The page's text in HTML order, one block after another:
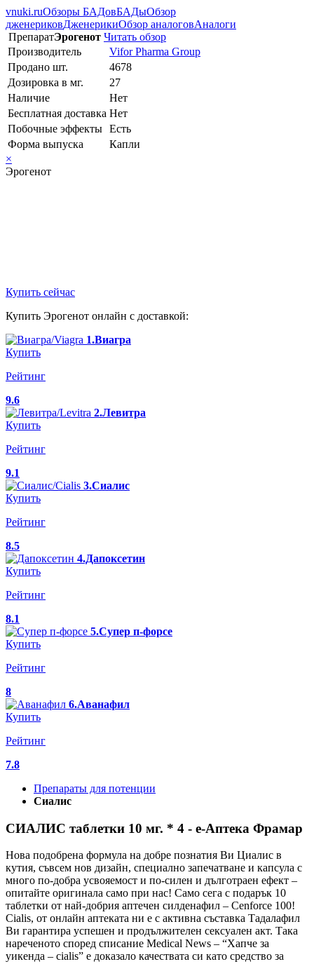
vnuki.ruОбзоры БАДовБАДыОбзор
дженериковДженерикиОбзор аналоговАналоги
ПрепаратЭрогенот Читать обзор
Производитель
Vifor Pharma Group
Продано шт.
4678
Дозировка в мг.
27
Наличие
Нет
Бесплатная доставка Нет
Побочные эффекты Есть
Форма выпуска
Капли
×
Эрогенот
Купить сейчас
Купить Эрогенот онлайн с доставкой:
1.Виагра
Купить
Рейтинг
9.6
2.Левитра
Купить
Рейтинг
9.1
3.Сиалис
Купить
Рейтинг
8.5
4.Дапоксетин
Купить
Рейтинг
8.1
5.Супер п-форсе
Купить
Рейтинг
8
6.Аванафил
Купить
Рейтинг
7.8
Препараты для потенции
Сиалис
СИАЛИС таблетки 10 мг. * 4 - е-Аптека Фрамар
Нова подобрена формула на добре познатия Ви Циалис в
кутия, съвсем нов дизайн, специално запечатване и капсула с
много по-добра усвояемост и по-силен и дълготраен ефект –
опитайте оригинала само при нас! Само сега с подарък 10
таблетки от най-добрия аптечен силденафил – Cenforce 100!
Cialis, от онлайн аптеката ни е с активна съставка Тадалафил
Ви гарантира успешен и продължителен сексуален акт. Така
нареченото според списание Medical News – “Хапче за
уикенда – cialis” е доказало качествата си като средство за